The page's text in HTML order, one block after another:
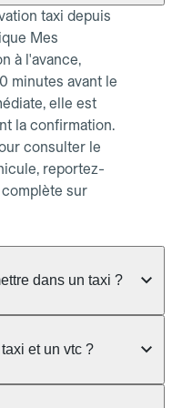
taxi depuis
Mes
à l'avance,
minutes avant le
elle est
la confirmation.
consulter le
reportez-
sur
dans un taxi ?
3 bagages
"Message
et un vtc ?